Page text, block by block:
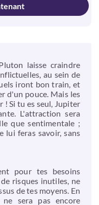
laisse craindre
au sein de
iront bon train, et
d'un pouce. Mais les
! Si tu es seul, Jupiter
L'attraction sera
que sentimentale ;
lui feras savoir, sans
pour tes besoins
risques inutiles, ne
de tes moyens. En
sera pas encore